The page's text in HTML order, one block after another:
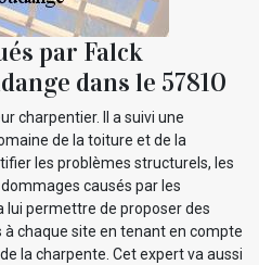
par Falck
dans le 57810
charpentier. Il a suivi une
de la toiture et de la
les problèmes structurels, les
causés par les
lui permettre de proposer des
chaque site en tenant en compte
la charpente. Cet expert va aussi